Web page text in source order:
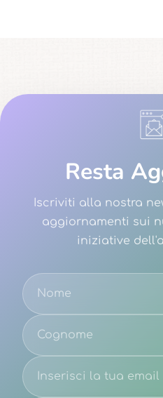
Resta
Iscriviti alla nostra
aggiornamenti sui
iniziative
Email